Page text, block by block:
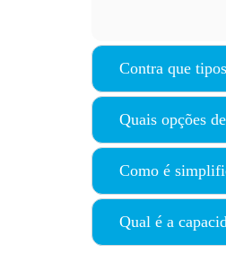
Contra que
Quais opções
Como é
Qual é a